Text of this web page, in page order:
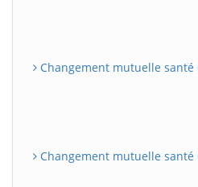
Changement mutuelle santé
Changement mutuelle santé